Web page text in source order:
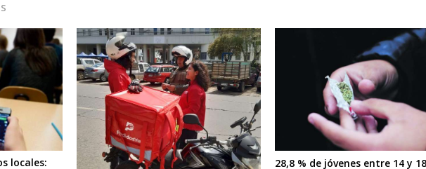
locales:
28,8 % de jóvenes entre 14 y